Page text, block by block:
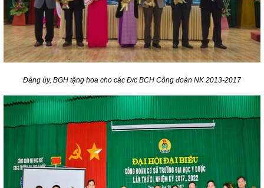
Đảng ủy, BGH tặng hoa cho các Đ/c BCH Công đoàn NK 2013-2017